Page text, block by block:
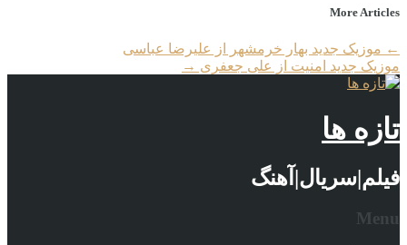
More Articles
← موزیک جدید بهار خرمشهر از علیرضا عباسی
موزیک جدید امنیت از علی جعفری →
تازه ها
فیلم|سریال|آهنگ
Menu